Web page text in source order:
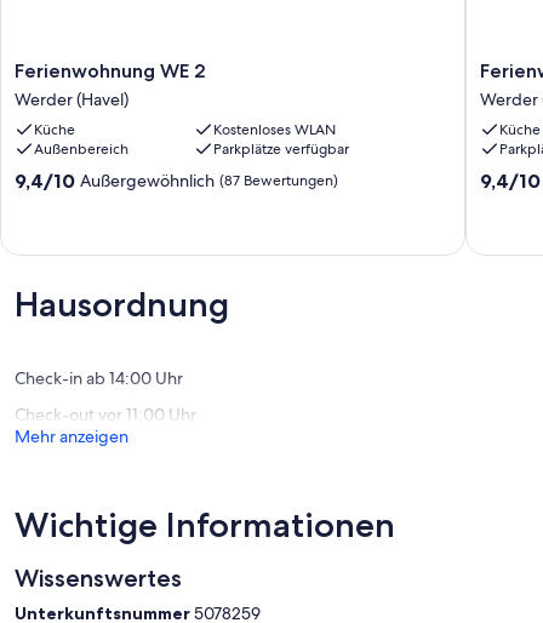
Ferienwohnung
WE
2
Werder
(Havel)
Ferienwohnung WE 2
Werder (Havel)
Küche
Kostenloses WLAN
Außenbereich
Parkplätze verfügbar
9.4
Bewertungen)
9,4/10 Außergewöhnlich (87 Bewertungen)
WE
1
Werder
(Havel)
Werder
Küche
9.4
9,4/10
Hausordnung
Check-in ab 14:00 Uhr
Check-out vor 11:00 Uhr
Mehr anzeigen
Wichtige Informationen
Wissenswertes
Unterkunftsnummer5078259